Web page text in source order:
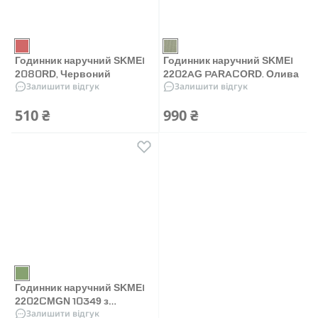
Годинник наручний SKMEI
2080RD, Червоний
Залишити відгук
510 ₴
Годинник наручний SKMEI
2202AG PARACORD. Олива
Залишити відгук
990 ₴
Годинник наручний SKMEI
2202CMGN 10349 з
паракордом. Камуфляж
Залишити відгук